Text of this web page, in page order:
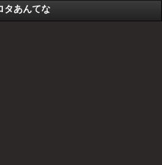
タあんてな